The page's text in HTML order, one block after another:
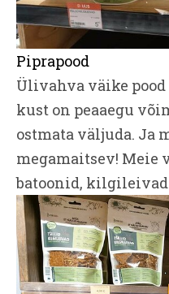
Piprapood
Ülivahva väike
kust on peaaegu
ostmata väljuda. Ja
megamaitsev!
batoonid,